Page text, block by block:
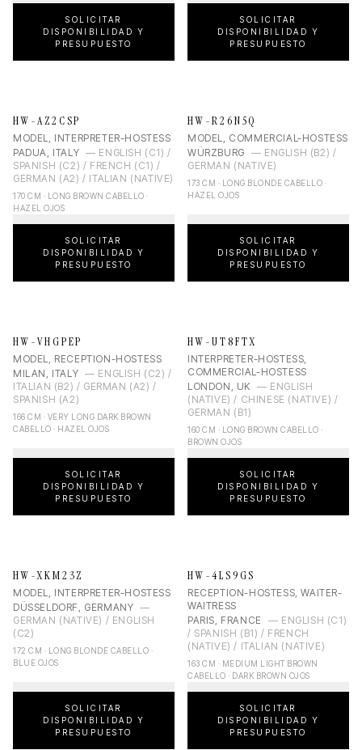
SOLICITAR
DISPONIBILIDAD Y
PRESUPUESTO
SOLICITAR
DISPONIBILIDAD Y
PRESUPUESTO
HW-AZ2CSP
MODEL, INTERPRETER-HOSTESS
PADUA, ITALY — ENGLISH (C1) /
SPANISH (C2) / FRENCH (C1) /
GERMAN (A2) / ITALIAN (NATIVE)
170 CM · LONG BROWN CABELLO ·
HAZEL OJOS
SOLICITAR
DISPONIBILIDAD Y
PRESUPUESTO
HW-R26N5Q
MODEL, COMMERCIAL-HOSTESS
WÜRZBURG — ENGLISH (B2) /
GERMAN (NATIVE)
173 CM · LONG BLONDE CABELLO ·
HAZEL OJOS
SOLICITAR
DISPONIBILIDAD Y
PRESUPUESTO
HW-VHGPEP
MODEL, RECEPTION-HOSTESS
MILAN, ITALY — ENGLISH (C2) /
ITALIAN (B2) / GERMAN (A2) /
SPANISH (A2)
166 CM · VERY LONG DARK BROWN
CABELLO · HAZEL OJOS
SOLICITAR
DISPONIBILIDAD Y
PRESUPUESTO
HW-UT8FTX
INTERPRETER-HOSTESS,
COMMERCIAL-HOSTESS
LONDON, UK — ENGLISH
(NATIVE) / CHINESE (NATIVE) /
GERMAN (B1)
160 CM · LONG BROWN CABELLO ·
BROWN OJOS
SOLICITAR
DISPONIBILIDAD Y
PRESUPUESTO
HW-XKM23Z
MODEL, INTERPRETER-HOSTESS
DÜSSELDORF, GERMANY —
GERMAN (NATIVE) / ENGLISH
(C2)
172 CM · LONG BLONDE CABELLO ·
BLUE OJOS
SOLICITAR
DISPONIBILIDAD Y
PRESUPUESTO
HW-4LS9GS
RECEPTION-HOSTESS, WAITER-
WAITRESS
PARIS, FRANCE — ENGLISH (C1)
/ SPANISH (B1) / FRENCH
(NATIVE) / ITALIAN (NATIVE)
163 CM · MEDIUM LIGHT BROWN
CABELLO · DARK BROWN OJOS
SOLICITAR
DISPONIBILIDAD Y
PRESUPUESTO